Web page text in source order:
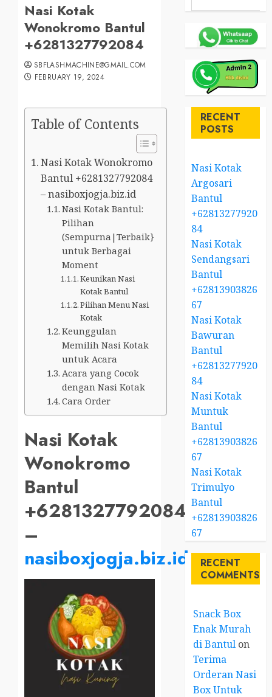
Nasi Kotak
Wonokromo Bantul
+6281327792084
SBFLASHMACHINE@GMAIL.COM
FEBRUARY 19, 2024
Table of Contents
Nasi Kotak Wonokromo
Bantul +6281327792084
– nasiboxjogja.biz.id
Nasi Kotak Bantul:
Pilihan
(Sempurna|Terbaik}
untuk Berbagai
Moment
Keunikan Nasi
Kotak Bantul
Pilihan Menu Nasi
Kotak
Keunggulan
Memilih Nasi Kotak
untuk Acara
Acara yang Cocok
dengan Nasi Kotak
Cara Order
Nasi Kotak
Wonokromo
Bantul
+6281327792084
–
nasiboxjogja.biz.id
RECENT
POSTS
Nasi Kotak
Argosari
Bantul
+62813277920
84
Nasi Kotak
Sendangsari
Bantul
+62813903826
67
Nasi Kotak
Bawuran
Bantul
+62813277920
84
Nasi Kotak
Muntuk
Bantul
+62813903826
67
Nasi Kotak
Trimulyo
Bantul
+62813903826
67
RECENT
COMMENTS
Snack Box
Enak Murah
di Bantul on
Terima
Orderan Nasi
Box Untuk